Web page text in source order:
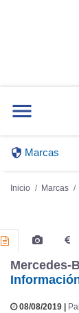
Marcas
Inicio Marcas
Mercedes-
08/08/2019 |